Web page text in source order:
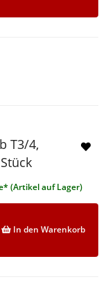
T3/4,
(Artikel auf Lager)
In den Warenkorb